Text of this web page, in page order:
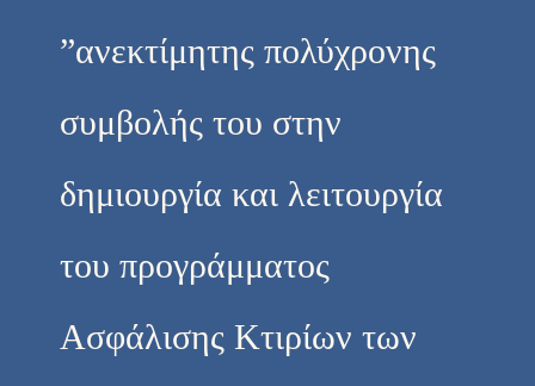
”ανεκτίμητης πολύχρονης
συμβολής του στην
δημιουργία και λειτουργία
του προγράμματος
Ασφάλισης Κτιρίων των